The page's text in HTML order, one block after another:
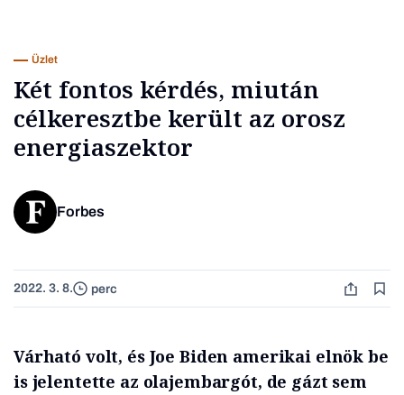
Üzlet
Két fontos kérdés, miután
célkeresztbe került az orosz
energiaszektor
Forbes
2022. 3. 8. perc
Várható volt, és Joe Biden amerikai elnök be
is jelentette az olajembargót, de gázt sem